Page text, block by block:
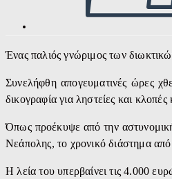
Ένας παλιός γνώριμος των
Συνελήφθη απογευματινές ώρες
δικογραφία για ληστείες και
Όπως προέκυψε από την
Νεάπολης, το χρονικό διάστημα
Η λεία του υπερβαίνει τις 4.000